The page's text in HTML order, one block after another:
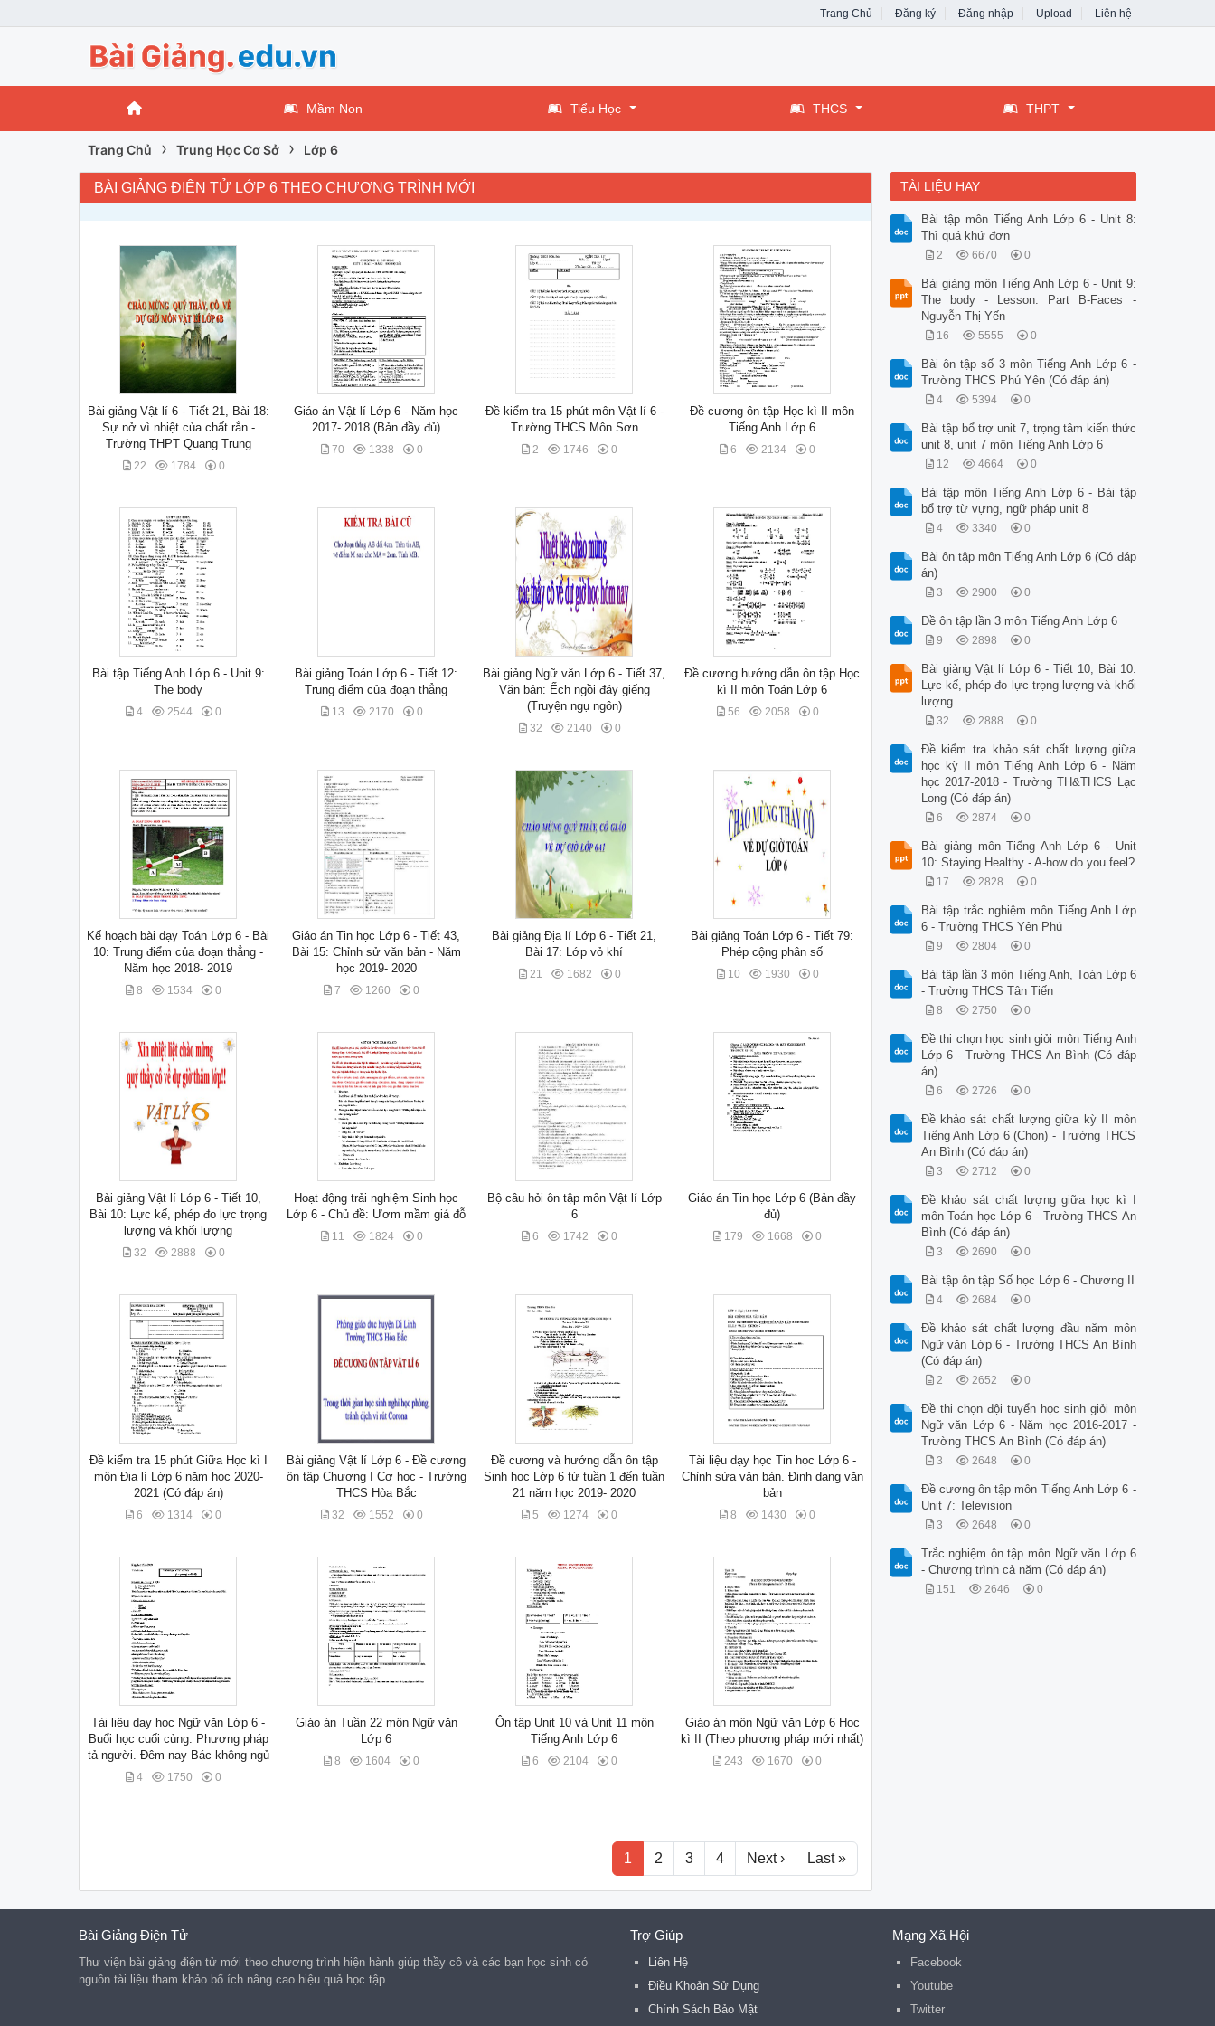
Trang Chủ Đăng ký Đăng nhập Upload Liên hệ
Mầm Non Tiểu Học THCS THPT
Trang Chủ › Trung Học Cơ Sở › Lớp 6
BÀI GIẢNG ĐIỆN TỬ LỚP 6 THEO CHƯƠNG TRÌNH MỚI
Bài giảng Vật lí 6 - Tiết 21, Bài 18:
Sự nở vì nhiệt của chất rắn -
Trường THPT Quang Trung
22 1784 0
Giáo án Vật lí Lớp 6 - Năm học
2017- 2018 (Bản đầy đủ)
70 1338 0
Đề kiểm tra 15 phút môn Vật lí 6 -
Trường THCS Môn Sơn
2 1746 0
Đề cương ôn tập Học kì II môn
Tiếng Anh Lớp 6
6 2134 0
Bài tập Tiếng Anh Lớp 6 - Unit 9:
The body
4 2544 0
Bài giảng Toán Lớp 6 - Tiết 12:
Trung điểm của đoạn thẳng
13 2170 0
Bài giảng Ngữ văn Lớp 6 - Tiết 37,
Văn bản: Ếch ngồi đáy giếng
(Truyện ngụ ngôn)
32 2140 0
Đề cương hướng dẫn ôn tập Học
kì II môn Toán Lớp 6
56 2058 0
Kế hoạch bài dạy Toán Lớp 6 - Bài
10: Trung điểm của đoạn thẳng -
Năm học 2018- 2019
8 1534 0
Giáo án Tin học Lớp 6 - Tiết 43,
Bài 15: Chỉnh sử văn bản - Năm
học 2019- 2020
7 1260 0
Bài giảng Địa lí Lớp 6 - Tiết 21,
Bài 17: Lớp vỏ khí
21 1682 0
Bài giảng Toán Lớp 6 - Tiết 79:
Phép cộng phân số
10 1930 0
Bài giảng Vật lí Lớp 6 - Tiết 10,
Bài 10: Lực kế, phép đo lực trọng
lượng và khối lượng
32 2888 0
Hoạt động trải nghiệm Sinh học
Lớp 6 - Chủ đề: Ươm mầm giá đỗ
11 1824 0
Bộ câu hỏi ôn tập môn Vật lí Lớp
6
6 1742 0
Giáo án Tin học Lớp 6 (Bản đầy
đủ)
179 1668 0
Đề kiểm tra 15 phút Giữa Học kì I
môn Địa lí Lớp 6 năm học 2020-
2021 (Có đáp án)
6 1314 0
Bài giảng Vật lí Lớp 6 - Đề cương
ôn tập Chương I Cơ học - Trường
THCS Hòa Bắc
32 1552 0
Đề cương và hướng dẫn ôn tập
Sinh học Lớp 6 từ tuần 1 đến tuần
21 năm học 2019- 2020
5 1274 0
Tài liệu dạy học Tin học Lớp 6 -
Chỉnh sửa văn bản. Định dạng văn
bản
8 1430 0
Tài liệu dạy học Ngữ văn Lớp 6 -
Buổi học cuối cùng. Phương pháp
tả người. Đêm nay Bác không ngủ
4 1750 0
Giáo án Tuần 22 môn Ngữ văn
Lớp 6
8 1604 0
Ôn tập Unit 10 và Unit 11 môn
Tiếng Anh Lớp 6
6 2104 0
Giáo án môn Ngữ văn Lớp 6 Học
kì II (Theo phương pháp mới nhất)
243 1670 0
1 2 3 4 Next › Last »
TÀI LIỆU HAY
Bài tập môn Tiếng Anh Lớp 6 - Unit 8:
Thì quá khứ đơn
2 6670 0
Bài giảng môn Tiếng Anh Lớp 6 - Unit 9:
The body - Lesson: Part B-Faces -
Nguyễn Thị Yến
16 5555 0
Bài ôn tập số 3 môn Tiếng Anh Lớp 6 -
Trường THCS Phú Yên (Có đáp án)
4 5394 0
Bài tập bổ trợ unit 7, trọng tâm kiến thức
unit 8, unit 7 môn Tiếng Anh Lớp 6
12 4664 0
Bài tập môn Tiếng Anh Lớp 6 - Bài tập
bổ trợ từ vựng, ngữ pháp unit 8
4 3340 0
Bài ôn tập môn Tiếng Anh Lớp 6 (Có đáp
án)
3 2900 0
Đề ôn tập lần 3 môn Tiếng Anh Lớp 6
9 2898 0
Bài giảng Vật lí Lớp 6 - Tiết 10, Bài 10:
Lực kế, phép đo lực trọng lượng và khối
lượng
32 2888 0
Đề kiểm tra khảo sát chất lượng giữa
học kỳ II môn Tiếng Anh Lớp 6 - Năm
học 2017-2018 - Trường TH&THCS Lạc
Long (Có đáp án)
6 2874 0
Bài giảng môn Tiếng Anh Lớp 6 - Unit
10: Staying Healthy - A-how do you feel?
17 2828 0
Bài tập trắc nghiệm môn Tiếng Anh Lớp
6 - Trường THCS Yên Phú
9 2804 0
Bài tập lần 3 môn Tiếng Anh, Toán Lớp 6
- Trường THCS Tân Tiến
8 2750 0
Đề thi chọn học sinh giỏi môn Tiếng Anh
Lớp 6 - Trường THCS An Bình (Có đáp
án)
6 2726 0
Đề khảo sát chất lượng giữa kỳ II môn
Tiếng Anh Lớp 6 (Chọn) - Trường THCS
An Bình (Có đáp án)
3 2712 0
Đề khảo sát chất lượng giữa học kì I
môn Toán học Lớp 6 - Trường THCS An
Bình (Có đáp án)
3 2690 0
Bài tập ôn tập Số học Lớp 6 - Chương II
4 2684 0
Đề khảo sát chất lượng đầu năm môn
Ngữ văn Lớp 6 - Trường THCS An Bình
(Có đáp án)
2 2652 0
Đề thi chọn đội tuyển học sinh giỏi môn
Ngữ văn Lớp 6 - Năm học 2016-2017 -
Trường THCS An Bình (Có đáp án)
3 2648 0
Đề cương ôn tập môn Tiếng Anh Lớp 6 -
Unit 7: Television
3 2648 0
Trắc nghiệm ôn tập môn Ngữ văn Lớp 6
- Chương trình cả năm (Có đáp án)
151 2646 0
Bài Giảng Điện Tử
Thư viện bài giảng điện tử mới theo chương trình hiện hành giúp thầy cô và các bạn học sinh có
nguồn tài liệu tham khảo bổ ích nâng cao hiệu quả học tập.
Trợ Giúp
Liên Hệ
Điều Khoản Sử Dụng
Chính Sách Bảo Mật
Mạng Xã Hội
Facebook
Youtube
Twitter